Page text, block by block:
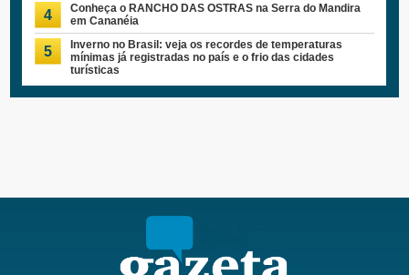
4
Conheça o RANCHO DAS OSTRAS na Serra do Mandira
em Cananéia
5
Inverno no Brasil: veja os recordes de temperaturas
mínimas já registradas no país e o frio das cidades
turísticas